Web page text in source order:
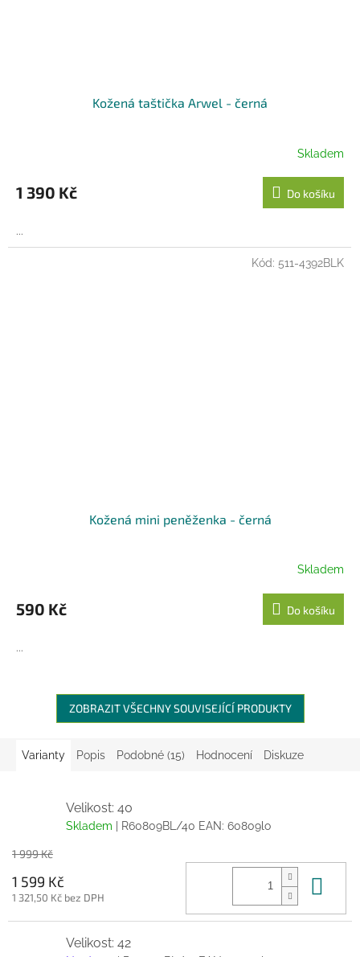
Kožená taštička Arwel - černá
Skladem
1 390 Kč Do košíku
...
Kožená mini peněženka - černá
Skladem
590 Kč Do košíku
...
Kód: 511-4392BLK
ZOBRAZIT VŠECHNY SOUVISEJÍCÍ PRODUKTY
Varianty Popis Podobné (15) Hodnocení Diskuze
Velikost: 40
Skladem | R60809BL/40 EAN: 60809lo
1 999 Kč
1 599 Kč
1 321,50 Kč bez DPH
Velikost: 42